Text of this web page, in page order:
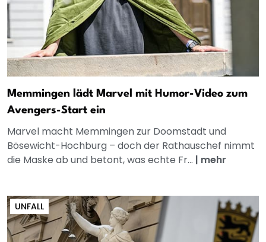
Memmingen lädt Marvel mit Humor-Video zum
Avengers-Start ein
Marvel macht Memmingen zur Doomstadt und
Bösewicht-Hochburg – doch der Rathauschef nimmt
die Maske ab und betont, was echte Fr... | mehr
UNFALL